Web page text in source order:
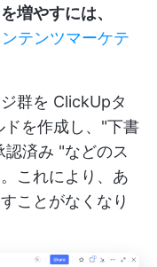
増やすには、
ンテンツマーケテ
群を ClickUpタ
を作成し、"下書
済み "などのス
これにより、あ
ことがなくなり